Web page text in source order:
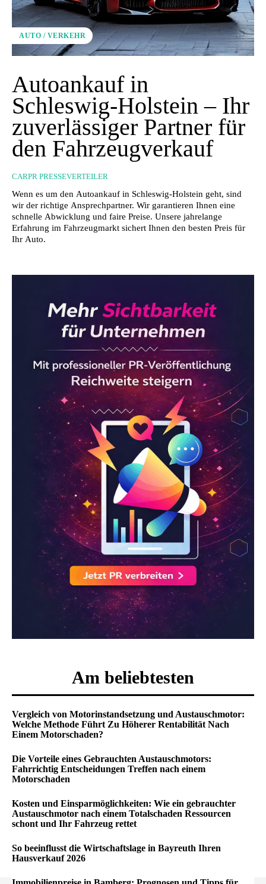
AUTO / VERKEHR
Autoankauf in
Schleswig-Holstein – Ihr
zuverlässiger Partner für
den Fahrzeugverkauf
CARPR PRESSEVERTEILER
Wenn es um den Autoankauf in Schleswig-Holstein geht, sind
wir der richtige Ansprechpartner. Wir garantieren Ihnen eine
schnelle Abwicklung und faire Preise. Unsere jahrelange
Erfahrung im Fahrzeugmarkt sichert Ihnen den besten Preis für
Ihr Auto.
Am beliebtesten
Vergleich von Motorinstandsetzung und Austauschmotor:
Welche Methode Führt Zu Höherer Rentabilität Nach
Einem Motorschaden?
Die Vorteile eines Gebrauchten Austauschmotors:
Fahrrichtig Entscheidungen Treffen nach einem
Motorschaden
Kosten und Einsparmöglichkeiten: Wie ein gebrauchter
Austauschmotor nach einem Totalschaden Ressourcen
schont und Ihr Fahrzeug rettet
So beeinflusst die Wirtschaftslage in Bayreuth Ihren
Hausverkauf 2026